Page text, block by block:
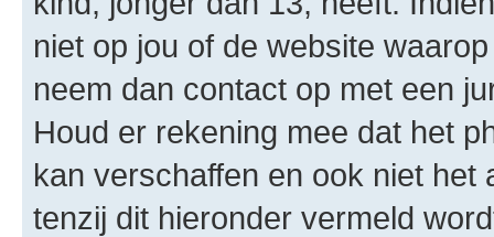
niet op jou of de website
neem dan contact op met een
Houd er rekening mee dat het
kan verschaffen en ook niet
tenzij dit hieronder vermeld